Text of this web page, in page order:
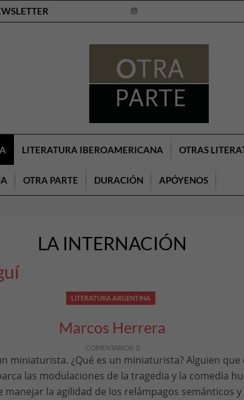
LITERATURA IBEROAMERICANA OTRAS
OTRA PARTE DURACIÓN APÓYENOS
LA INTERNACIÓN
LITERATURA ARGENTINA
Marcos Herrera
COMENTARIOS: 0
miniaturista. ¿Qué es un miniaturista? Alguien que
las modulaciones de la tragedia y la comedia
manejar la agilidad de los relámpagos semánticos